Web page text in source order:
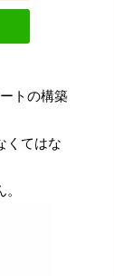
トの構築
くてはな